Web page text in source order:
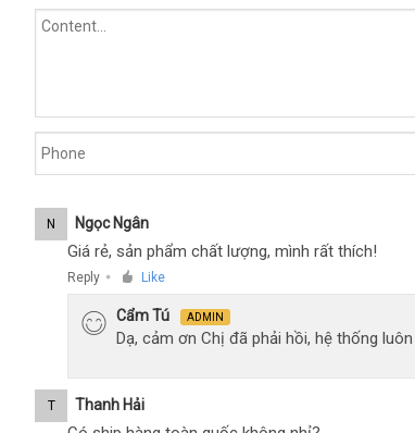
N Ngọc Ngân
Giá rẻ, sản phẩm chất lượng, mình rất thích!
Reply ● Like
Cẩm Tú ADMIN
Dạ, cảm ơn Chị đã phải hồi, hệ thống
T Thanh Hải